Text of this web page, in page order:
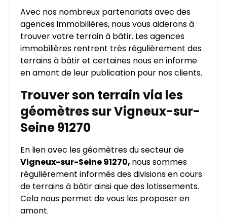
Avec nos nombreux partenariats avec des
agences immobilières, nous vous aiderons à
trouver votre terrain à bâtir. Les agences
immobilières rentrent très régulièrement des
terrains à bâtir et certaines nous en informe
en amont de leur publication pour nos clients.
Trouver son terrain via les
géomètres sur Vigneux-sur-
Seine 91270
En lien avec les géomètres du secteur de
Vigneux-sur-Seine 91270, nous sommes
régulièrement informés des divisions en cours
de terrains à bâtir ainsi que des lotissements.
Cela nous permet de vous les proposer en
amont.